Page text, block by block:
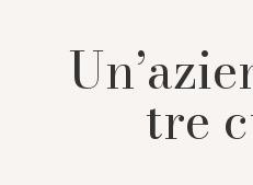
tre